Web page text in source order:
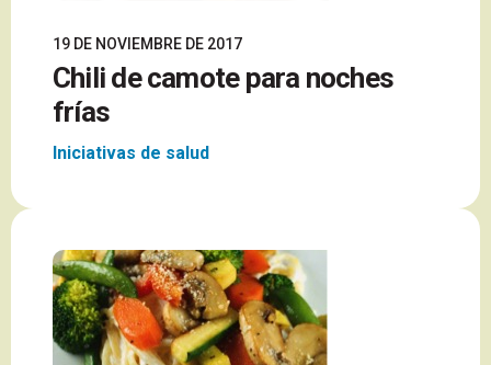
19 DE NOVIEMBRE DE 2017
Chili de camote para noches
frías
Iniciativas de salud